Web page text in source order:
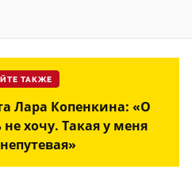
ТАКЖЕ
Лара Копенкина: «О
хочу. Такая у меня